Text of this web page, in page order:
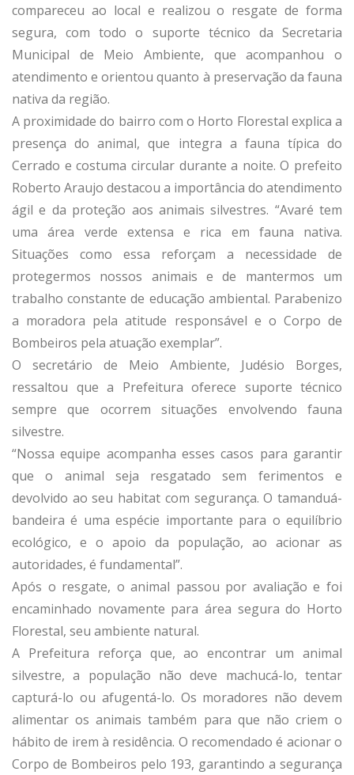
compareceu ao local e realizou o resgate de forma
segura, com todo o suporte técnico da Secretaria
Municipal de Meio Ambiente, que acompanhou o
atendimento e orientou quanto à preservação da fauna
nativa da região.
A proximidade do bairro com o Horto Florestal explica a
presença do animal, que integra a fauna típica do
Cerrado e costuma circular durante a noite. O prefeito
Roberto Araujo destacou a importância do atendimento
ágil e da proteção aos animais silvestres. “Avaré tem
uma área verde extensa e rica em fauna nativa.
Situações como essa reforçam a necessidade de
protegermos nossos animais e de mantermos um
trabalho constante de educação ambiental. Parabenizo
a moradora pela atitude responsável e o Corpo de
Bombeiros pela atuação exemplar”.
O secretário de Meio Ambiente, Judésio Borges,
ressaltou que a Prefeitura oferece suporte técnico
sempre que ocorrem situações envolvendo fauna
silvestre.
“Nossa equipe acompanha esses casos para garantir
que o animal seja resgatado sem ferimentos e
devolvido ao seu habitat com segurança. O tamanduá-
bandeira é uma espécie importante para o equilíbrio
ecológico, e o apoio da população, ao acionar as
autoridades, é fundamental”.
Após o resgate, o animal passou por avaliação e foi
encaminhado novamente para área segura do Horto
Florestal, seu ambiente natural.
A Prefeitura reforça que, ao encontrar um animal
silvestre, a população não deve machucá-lo, tentar
capturá-lo ou afugentá-lo. Os moradores não devem
alimentar os animais também para que não criem o
hábito de irem à residência. O recomendado é acionar o
Corpo de Bombeiros pelo 193, garantindo a segurança